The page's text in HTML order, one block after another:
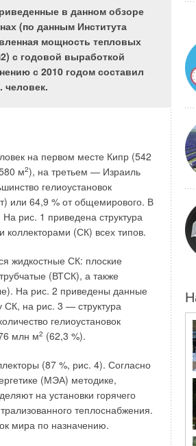
в данном обзоре
(по данным Института
мощность тепловых
с годовой выработкой
с 2010 годом составил
человек.
на первом месте Кипр (542
м2), на третьем — Израиль
гелиоустановок
или 64,9 % от общемирового. В
рис. 1 приведена структура
коллекторами (СК) всех типов.
жидкостные СК: плоские
(ВТСК), а также
На рис. 2 приведены данные
СК, на рис. 3 — структура
гелиоустановок
млн м2 (62,3 %).
(87 %, рис. 4). Согласно
(МЭА) методике,
на установки горячего
теплоснабжения.
мира по назначению.
давления — то есть
смена основных нормативных
«Расчетное определение
Рекомендации АВОК
защиты жилых и
система расчета, приведенная
и пособиях к СНиП, стала
7.4 [1], где предписано
от мощности
являются
выгорания и площади очага
II-го и III-го уровня сложности
проектирования
условиях не дает грамотного
специалист этого профиля не
неточностей, ошибок
расчетов в надзорных